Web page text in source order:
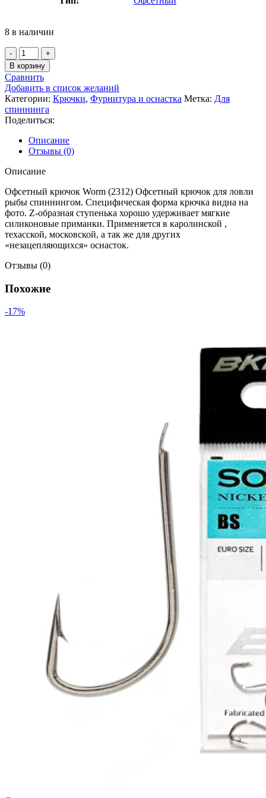
8 в наличии
В корзину
Сравнить
Добавить в список желаний
Категории: Крючки, Фурнитура и оснастка Метка: Для
спиннинга
Поделиться:
Описание
Отзывы (0)
Описание
Офсетный крючок Worm (2312) Офсетный крючок для ловли
рыбы спиннингом. Специфическая форма крючка видна на
фото. Z-образная ступенька хорошо удерживает мягкие
силиконовые приманки. Применяется в каролинской ,
техасской, московской, а так же для других
«незацепляющихся» оснасток.
Отзывы (0)
Похожие
-17%